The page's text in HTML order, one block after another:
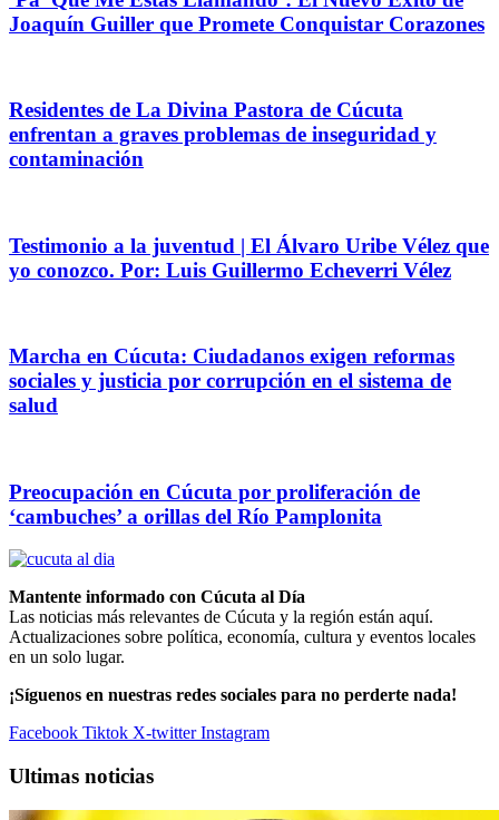
Joaquín Guiller que Promete Conquistar Corazones
Residentes de La Divina Pastora de Cúcuta
enfrentan a graves problemas de inseguridad y
contaminación
Testimonio a la juventud | El Álvaro Uribe Vélez que
yo conozco. Por: Luis Guillermo Echeverri Vélez
Marcha en Cúcuta: Ciudadanos exigen reformas
sociales y justicia por corrupción en el sistema de
salud
Preocupación en Cúcuta por proliferación de
‘cambuches’ a orillas del Río Pamplonita
Mantente informado con Cúcuta al Día
Las noticias más relevantes de Cúcuta y la región están aquí.
Actualizaciones sobre política, economía, cultura y eventos locales
en un solo lugar.
¡Síguenos en nuestras redes sociales para no perderte nada!
Facebook Tiktok X-twitter Instagram
Ultimas noticias